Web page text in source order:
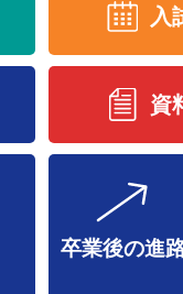
入
資
卒業後の進